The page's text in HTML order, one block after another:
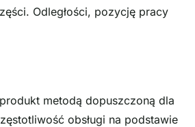
Odległości, pozycję pracy
metodą dopuszczoną dla
obsługi na podstawie